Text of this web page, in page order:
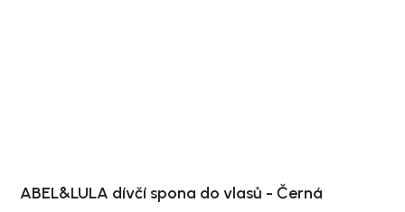
ABEL&LULA dívčí spona do vlasů - Černá